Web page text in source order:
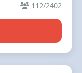
112/2402